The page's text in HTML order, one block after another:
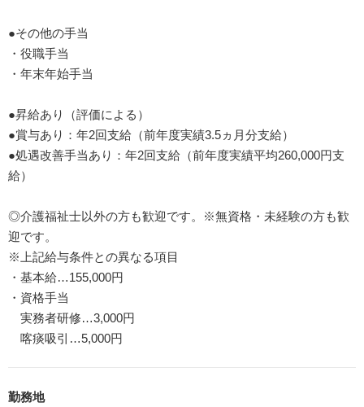
●その他の手当
・役職手当
・年末年始手当
●昇給あり（評価による）
●賞与あり：年2回支給（前年度実績3.5ヵ月分支給）
●処遇改善手当あり：年2回支給（前年度実績平均260,000円支
給）
◎介護福祉士以外の方も歓迎です。※無資格・未経験の方も歓
迎です。
※上記給与条件との異なる項目
・基本給…155,000円
・資格手当
実務者研修…3,000円
喀痰吸引…5,000円
勤務地